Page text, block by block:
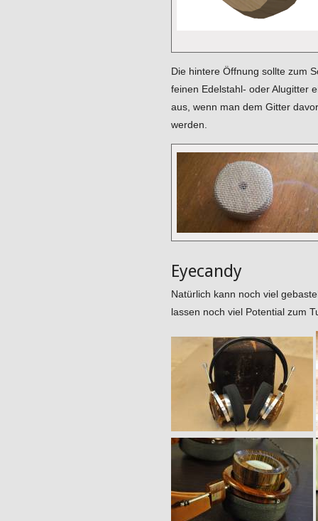
Die hintere Öffnung sollte zum
feinen Edelstahl- oder Alugitter
aus, wenn man dem Gitter
werden.
Eyecandy
Natürlich kann noch viel
lassen noch viel Potential zum